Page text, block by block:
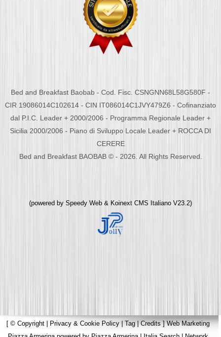
Bed and Breakfast Baobab - Cod. Fisc. CSNGNN68L58G580F -
CIR 19086014C102614 - CIN IT086014C1JVY479Z6 - Cofinanziato
dal P.I.C. Leader + 2000/2006 - Programma Regionale Leader +
Sicilia 2000/2006 - Piano di Sviluppo Locale Leader + ROCCA DI
CERERE
Bed and Breakfast BAOBAB © - 2026. All Rights Reserved.
(powered by Speedy Web & Koinext CMS Italiano V23.2)
[ © Copyright | Privacy & Cookie Policy | Tag|Credits]Web Marketing